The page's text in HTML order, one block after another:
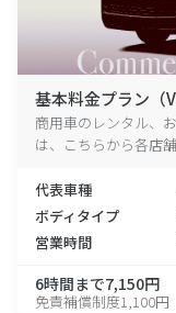
基本料金プラン（
商用車のレンタル、
は、こちらから各店
代表車種
ボディタイプ
営業時間
6時間まで7,150円
免責補償制度1,100円